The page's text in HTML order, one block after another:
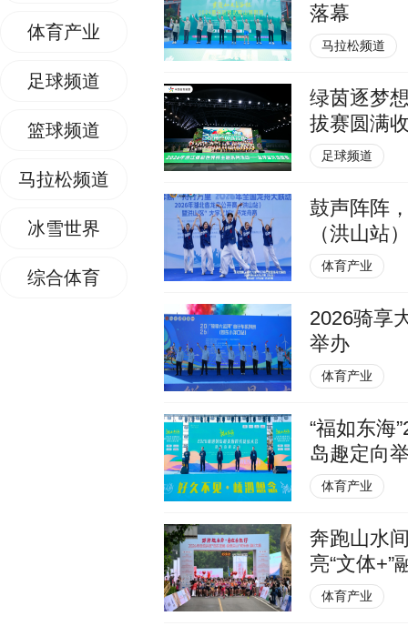
体育产业
足球频道
篮球频道
马拉松频道
冰雪世界
综合体育
落幕
马拉松频道
绿茵逐梦
拔赛圆满
足球频道
鼓声阵阵
（洪山站
体育产业
2026骑享
举办
体育产业
“福如东海
岛趣定向
体育产业
奔跑山水
亮“文体+”
体育产业